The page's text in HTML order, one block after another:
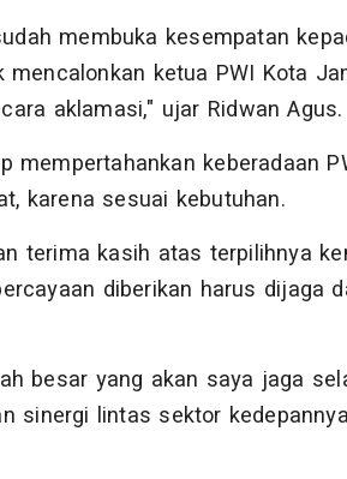
membuka kesempatan
ketua PWI Kota
aklamasi," ujar Ridwan Agus.
mempertahankan keberadaan
karena sesuai kebutuhan.
terima kasih atas terpilihnya
diberikan harus dijaga
besar yang akan saya jaga
sinergi lintas sektor